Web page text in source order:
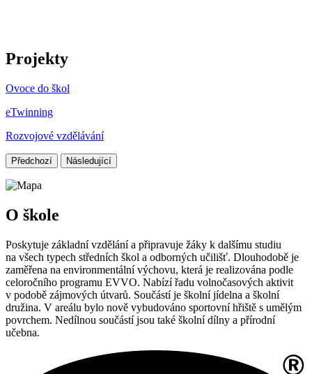
Projekty
Ovoce do škol
eTwinning
Rozvojové vzdělávání
Předchozí Následující
O škole
Poskytuje základní vzdělání a připravuje žáky k dalšímu studiu
na všech typech středních škol a odborných učilišť. Dlouhodobě je
zaměřena na environmentální výchovu, která je realizována podle
celoročního programu EVVO. Nabízí řadu volnočasových aktivit
v podobě zájmových útvarů. Součástí je školní jídelna a školní
družina. V areálu bylo nově vybudováno sportovní hřiště s umělým
povrchem. Nedílnou součástí jsou také školní dílny a přírodní
učebna.